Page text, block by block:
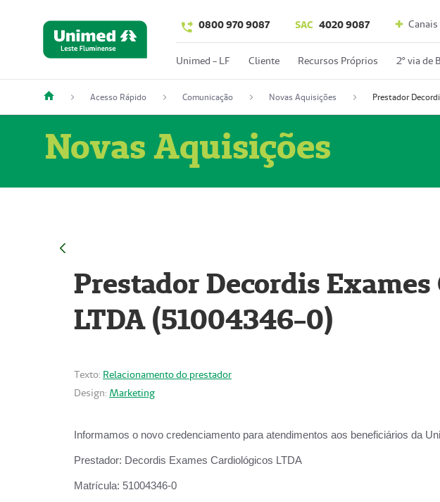
0800 970 9087 SAC 4020 9087
Unimed - LF Cliente Recursos Próprios 2º via de
Acesso Rápido Comunicação Novas Aquisições
Novas Aquisições
Prestador Decordis
LTDA (51004346-0)
Texto: Relacionamento do prestador
Design: Marketing
Informamos o novo credenciamento para atendimentos aos beneficiários da
Prestador: Decordis Exames Cardiológicos LTDA
Matrícula: 51004346-0